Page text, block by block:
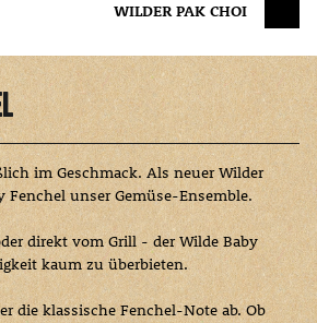
WILDER PAK CHOI
im Geschmack. Als neuer Wilder
Fenchel unser Gemüse-Ensemble.
direkt vom Grill - der Wilde Baby
kaum zu überbieten.
die klassische Fenchel-Note ab. Ob